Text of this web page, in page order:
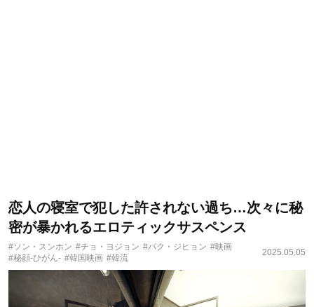
恋人の寝室で犯した許されない過ち…次々に秘
密が暴かれるエロティックサスペンス
#ソン・スンホン #チョ・ヨジョン #パク・ジヒョン #映画
#秘顔-ひがん- #韓国映画 #韓流
2025.05.05